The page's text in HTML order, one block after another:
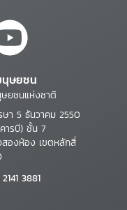
นุษยชน
ยชนแห่งชาติ
า 5 ธันวาคม 2550
ารบี) ชั้น 7
องห้อง เขตหลักสี่
3881